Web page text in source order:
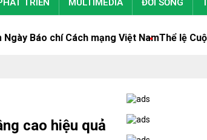
TRIỂN MULTIMEDIA ĐỜI SỐNG
chí Cách mạng Việt NamThể lệ Cuộc vận
cao hiệu quả